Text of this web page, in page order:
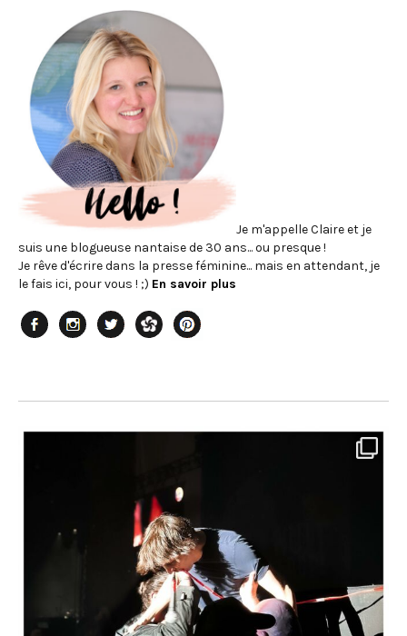
Je m'appelle Claire et je
suis une blogueuse nantaise de 30 ans... ou presque !
Je rêve d'écrire dans la presse féminine... mais en attendant, je
le fais ici, pour vous ! ;) En savoir plus